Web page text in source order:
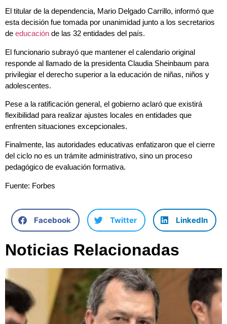
El titular de la dependencia, Mario Delgado Carrillo, informó que
esta decisión fue tomada por unanimidad junto a los secretarios
de educación de las 32 entidades del país.
El funcionario subrayó que mantener el calendario original
responde al llamado de la presidenta Claudia Sheinbaum para
privilegiar el derecho superior a la educación de niñas, niños y
adolescentes.
Pese a la ratificación general, el gobierno aclaró que existirá
flexibilidad para realizar ajustes locales en entidades que
enfrenten situaciones excepcionales.
Finalmente, las autoridades educativas enfatizaron que el cierre
del ciclo no es un trámite administrativo, sino un proceso
pedagógico de evaluación formativa.
Fuente: Forbes
Facebook Twitter LinkedIn
Noticias Relacionadas